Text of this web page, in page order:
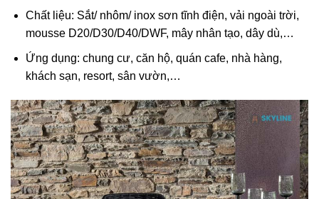
Chất liệu: Sắt/ nhôm/ inox sơn tĩnh điện, vải ngoài trời,
mousse D20/D30/D40/DWF, mây nhân tạo, dây dù,…
Ứng dụng: chung cư, căn hộ, quán cafe, nhà hàng,
khách sạn, resort, sân vườn,…